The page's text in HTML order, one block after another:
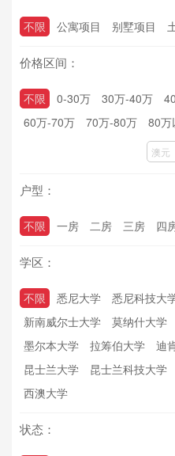
不限 公寓项目 别墅项目
价格区间：
不限 0-30万 30万-40万
60万-70万
70万-80万
80万
户型：
不限 一房 二房 三房 四
学区：
不限 悉尼大学 悉尼科技大
新南威尔士大学
莫纳什大学
墨尔本大学
拉筹伯大学 迪
昆士兰大学
昆士兰科技大学
西澳大学
状态：